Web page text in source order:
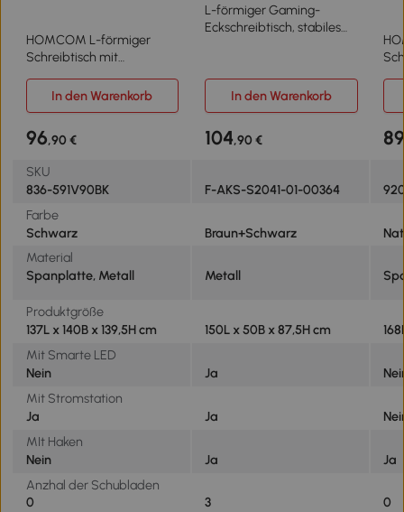
HOMCOM L-förmiger
Schreibtisch mit
Computertisch mit
Monitorständer und
Büro, Schwarz
L-förmiger Gaming-
Eckschreibtisch, stabiles
150x50x87.5 cm, Braun
In den Warenkorb In den Warenkorb
96,90 € 104,90 €
SKU
836-591V90BK
F-AKS-S2041-01-00364
Farbe
Schwarz
Braun+Schwarz
Material
Spanplatte, Metall
Metall
Produktgröße
137L x 140B x 139,5H cm
150L x 50B x 87,5H cm
Mit Smarte LED
Nein
Ja
Mit Stromstation
Ja
Ja
MIt Haken
Nein
Ja
Ja
Anzhal der Schubladen
0
3
0